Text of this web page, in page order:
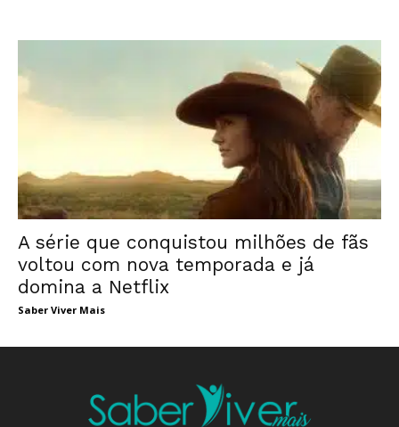
A série que conquistou milhões de fãs
voltou com nova temporada e já
domina a Netflix
Saber Viver Mais